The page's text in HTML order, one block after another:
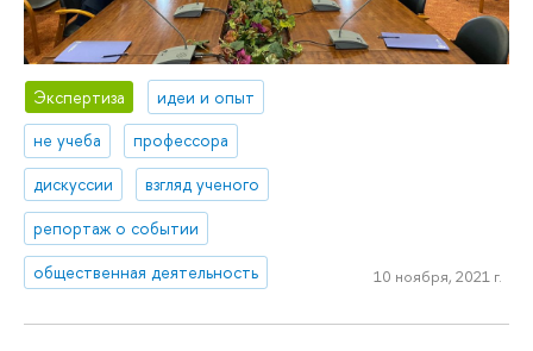
Экспертиза
идеи и опыт
не учеба
профессора
дискуссии
взгляд ученого
репортаж о событии
общественная деятельность
10 ноября, 2021 г.